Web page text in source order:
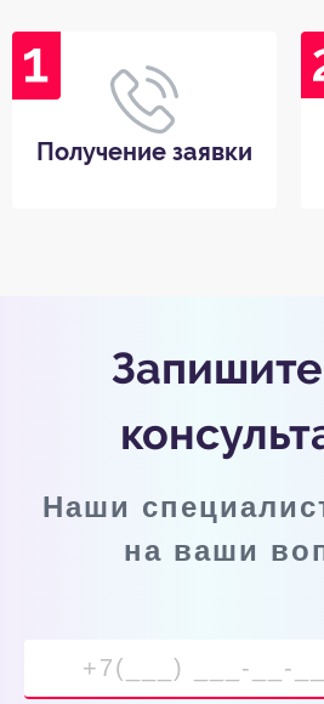
Получение заявки
Наши
на ваши